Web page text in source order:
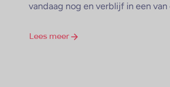
vandaag nog en verblijf in een
Lees meer